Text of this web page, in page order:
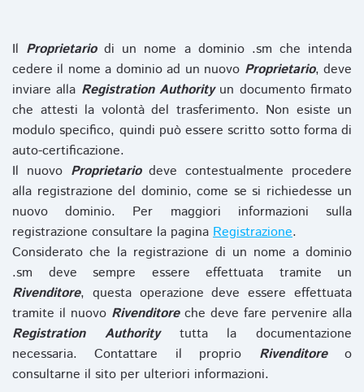
Il Proprietariodi un nome a dominio .sm che intenda
cedere il nome a dominio ad un nuovo Proprietario, deve
inviare alla Registration Authorityun documento firmato
che attesti la volontà del trasferimento. Non esiste un
modulo specifico, quindi può essere scritto sotto forma di
auto-certificazione.
Il nuovo Proprietariodeve contestualmente procedere
alla registrazione del dominio, come se si richiedesse un
nuovo dominio. Per maggiori informazioni sulla
registrazione consultare la pagina Registrazione.
Considerato che la registrazione di un nome a dominio
.sm deve sempre essere effettuata tramite un
Rivenditore, questa operazione deve essere effettuata
tramite il nuovo Rivenditoreche deve fare pervenire alla
Registration Authoritytutta la documentazione
necessaria. Contattare il proprio Rivenditoreo
consultarne il sito per ulteriori informazioni.